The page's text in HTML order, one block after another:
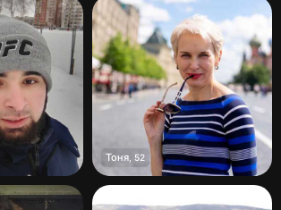
Тоня, 52